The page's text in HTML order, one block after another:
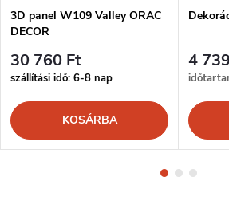
3D panel W109 Valley ORAC
DECOR
30 760 Ft
szállítási idő: 6-8 nap
KOSÁRBA
4